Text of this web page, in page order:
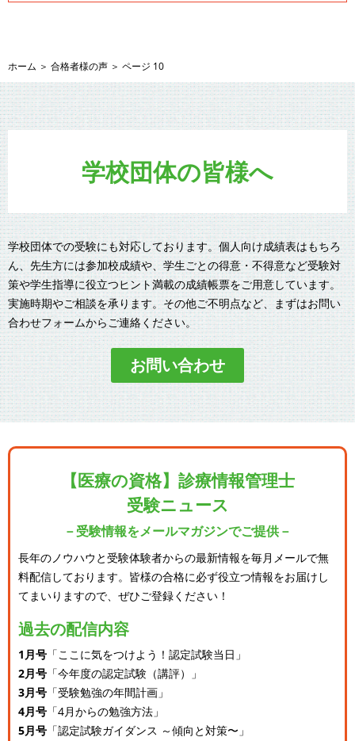
ホーム ＞ 合格者様の声 ＞ ページ 10
学校団体の皆様へ
学校団体での受験にも対応しております。個人向け成績表はもちろ
ん、先生方には参加校成績や、学生ごとの得意・不得意など受験対
策や学生指導に役立つヒント満載の成績帳票をご用意しています。
実施時期やご相談を承ります。その他ご不明点など、まずはお問い
合わせフォームからご連絡ください。
お問い合わせ
【医療の資格】診療情報管理士
受験ニュース
－受験情報をメールマガジンでご提供－
長年のノウハウと受験体験者からの最新情報を毎月メールで無
料配信しております。 皆様の合格に必ず役立つ情報をお届けし
てまいりますので、ぜひご登録ください！
過去の配信内容
1月号 「ここに気をつけよう！認定試験当日」
2月号 「今年度の認定試験（講評）」
3月号 「受験勉強の年間計画」
4月号 「4月からの勉強方法」
5月号 「認定試験ガイダンス ～傾向と対策〜」